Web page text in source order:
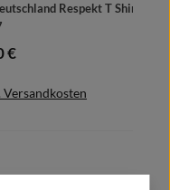
Respekt T Shirt
€
Versandkosten